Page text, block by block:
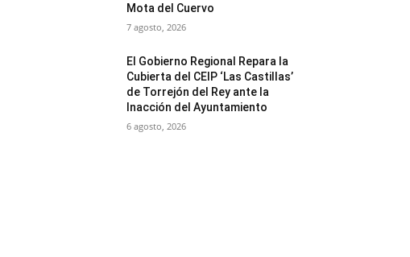
Mota del Cuervo
7 agosto, 2026
El Gobierno Regional Repara la
Cubierta del CEIP ‘Las Castillas’
de Torrejón del Rey ante la
Inacción del Ayuntamiento
6 agosto, 2026